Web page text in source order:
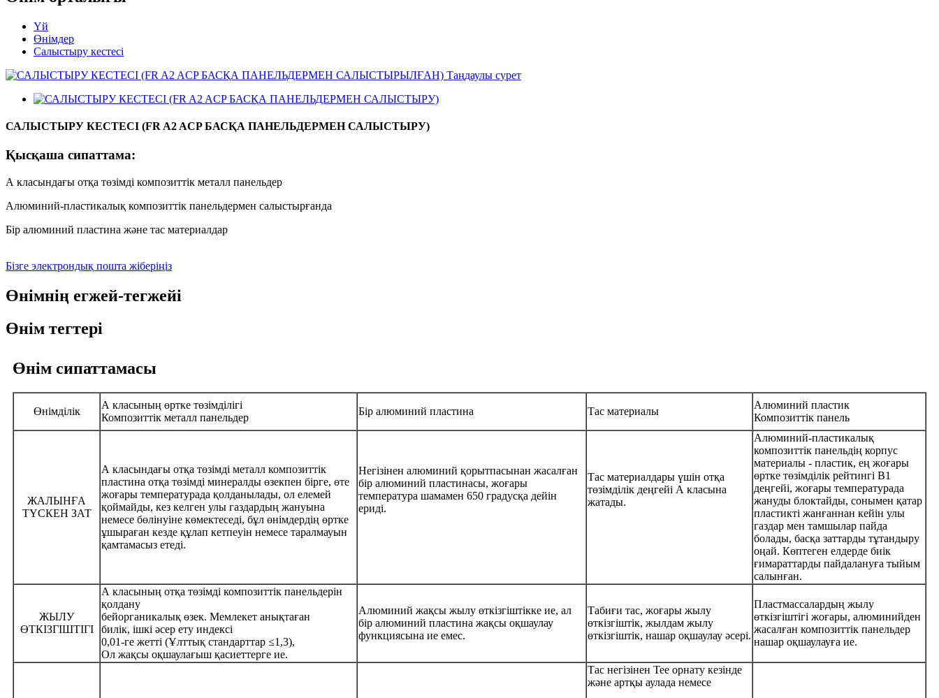
Үй
Өнімдер
Салыстыру кестесі
САЛЫСТЫРУ КЕСТЕСІ (FR A2 ACP БАСҚА ПАНЕЛЬДЕРМЕН САЛЫСТЫРУ)
Қысқаша сипаттама:
А класындағы отқа төзімді композиттік металл панельдер
Алюминий-пластикалық композиттік панельдермен салыстырғанда
Бір алюминий пластина және тас материалдар
Бізге электрондық пошта жіберіңіз
Өнімнің егжей-тегжейі
Өнім тегтері
Өнім сипаттамасы
Өнімділік
А класының өртке төзімділігі
Композиттік металл панельдер
Бір алюминий пластина Тас материалы
Алюминий пластик
Композиттік панель
ЖАЛЫНҒА
ТҮСКЕН ЗАТ
А класындағы отқа төзімді металл композиттік
пластина отқа төзімді минералды өзекпен бірге, өте
жоғары температурада қолданылады, ол елемей
қоймайды, кез келген улы газдардың жануына
немесе бөлінуіне көмектеседі, бұл өнімдердің өртке
ұшыраған кезде құлап кетпеуін немесе таралмауын
қамтамасыз етеді.
Негізінен алюминий қорытпасынан жасалған
бір алюминий пластинасы, жоғары
температура шамамен 650 градусқа дейін
ериді.
Тас материалдары үшін отқа
төзімділік деңгейі А класына
жатады.
Алюминий-пластикалық
композиттік панельдің корпус
материалы - пластик, ең жоғары
өртке төзімділік рейтингі B1
деңгейі, жоғары температурада
жануды блоктайды, сонымен қатар
пластикті жанғаннан кейін улы
газдар мен тамшылар пайда
болады, басқа заттарды тұтандыру
оңай. Көптеген елдерде биік
ғимараттарды пайдалануға тыйым
салынған.
ЖЫЛУ
ӨТКІЗГІШТІГІ
А класының отқа төзімді композиттік панельдерін
қолдану
бейорганикалық өзек. Мемлекет анықтаған
билік, ішкі әсер ету индексі
0,01-ге жетті (Ұлттық стандарттар ≤1,3),
Ол жақсы оқшаулағыш қасиеттерге ие.
Алюминий жақсы жылу өткізгіштікке ие, ал
бір алюминий пластина жақсы оқшаулау
функциясына ие емес.
Табиғи тас, жоғары жылу
өткізгіштік, жылдам жылу
өткізгіштік, нашар оқшаулау әсері.
Пластмассалардың жылу
өткізгіштігі жоғары, алюминийден
жасалған композиттік панельдер
нашар оқшаулауға ие.
Тас негізінен Tee орнату кезінде
және артқы аулада немесе